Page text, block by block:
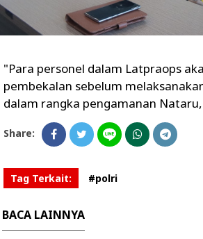
"Para personel dalam Latpraops
pembekalan sebelum
dalam rangka pengamanan
Share:
Tag Terkait: #polri
BACA LAINNYA